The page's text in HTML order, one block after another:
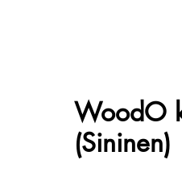
WoodO
(Sininen)